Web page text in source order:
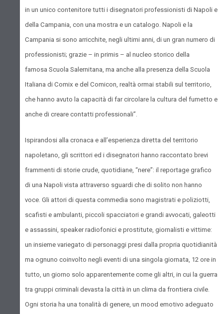
in un unico contenitore tutti i disegnatori professionisti di Napoli e
della Campania, con una mostra e un catalogo. Napoli e la
Campania si sono arricchite, negli ultimi anni, di un gran numero di
professionisti; grazie – in primis – al nucleo storico della
famosa Scuola Salernitana, ma anche alla presenza della Scuola
Italiana di Comix e del Comicon, realtà ormai stabili sul territorio,
che hanno avuto la capacità di far circolare la cultura del fumetto e
anche di creare contatti professionali”.
Ispirandosi alla cronaca e all’esperienza diretta del territorio
napoletano, gli scrittori ed i disegnatori hanno raccontato brevi
frammenti di storie crude, quotidiane, “nere”: il reportage grafico
di una Napoli vista attraverso sguardi che di solito non hanno
voce. Gli attori di questa commedia sono magistrati e poliziotti,
scafisti e ambulanti, piccoli spacciatori e grandi avvocati, galeotti
e assassini, speaker radiofonici e prostitute, giornalisti e vittime:
un insieme variegato di personaggi presi dalla propria quotidianità
ma ognuno coinvolto negli eventi di una singola giornata, 12 ore in
tutto, un giorno solo apparentemente come gli altri, in cui la guerra
tra gruppi criminali devasta la città in un clima da frontiera civile.
Ogni storia ha una tonalità di genere, un mood emotivo adeguato